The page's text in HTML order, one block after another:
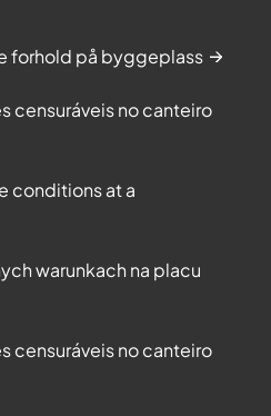
forhold på byggeplass
censuráveis no canteiro
conditions at a
warunkach na placu
censuráveis no canteiro